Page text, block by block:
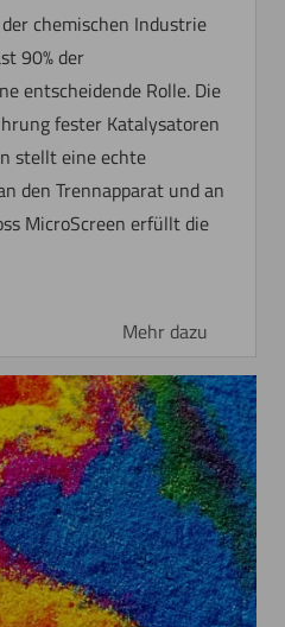
chemischen Industrie
90% der
entscheidende Rolle. Die
fester Katalysatoren
stellt eine echte
den Trennapparat und an
MicroScreen erfüllt die
Mehr dazu